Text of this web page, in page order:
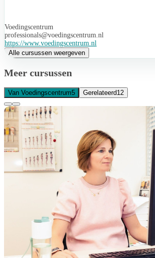
Voedingscentrum
professionals@voedingscentrum.nl
https://www.voedingscentrum.nl
Alle cursussen weergeven
Meer cursussen
Van Voedingscentrum5 Gerelateerd12